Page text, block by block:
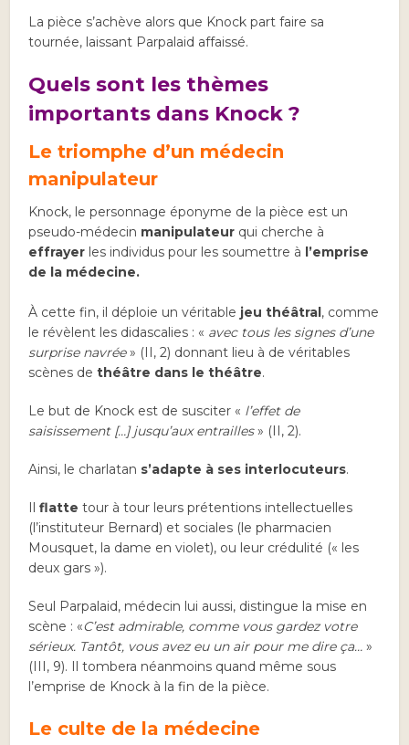
La pièce s’achève alors que Knock part faire sa
tournée, laissant Parpalaid affaissé.
Quels sont les thèmes
importants dans Knock ?
Le triomphe d’un médecin
manipulateur
Knock, le personnage éponyme de la pièce est un
pseudo-médecin manipulateur qui cherche à
effrayer les individus pour les soumettre à l’emprise
de la médecine.
À cette fin, il déploie un véritable jeu théâtral, comme
le révèlent les didascalies : « avec tous les signes d’une
surprise navrée» (II, 2) donnant lieu à de véritables
scènes dethéâtre dans le théâtre.
Le but de Knock est de susciter « l’effet de
saisissement […] jusqu’aux entrailles» (II, 2).
Ainsi, le charlatan s’adapte à ses interlocuteurs.
Ilflatte tour à tour leurs prétentions intellectuelles
(l’instituteur Bernard) et sociales (le pharmacien
Mousquet, la dame en violet), ou leur crédulité (« les
deux gars »).
Seul Parpalaid, médecin lui aussi, distingue la mise en
scène : «C’est admirable, comme vous gardez votre
sérieux. Tantôt, vous avez eu un air pour me dire ça…»
(III, 9). Il tombera néanmoins quand même sous
l’emprise de Knock à la fin de la pièce.
Le culte de la médecine